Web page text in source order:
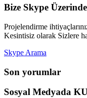
Bize Skype
Projelendirme
Kesintisiz olarak Sizlere
Skype Arama
Son yorumlar
Sosyal Medyada